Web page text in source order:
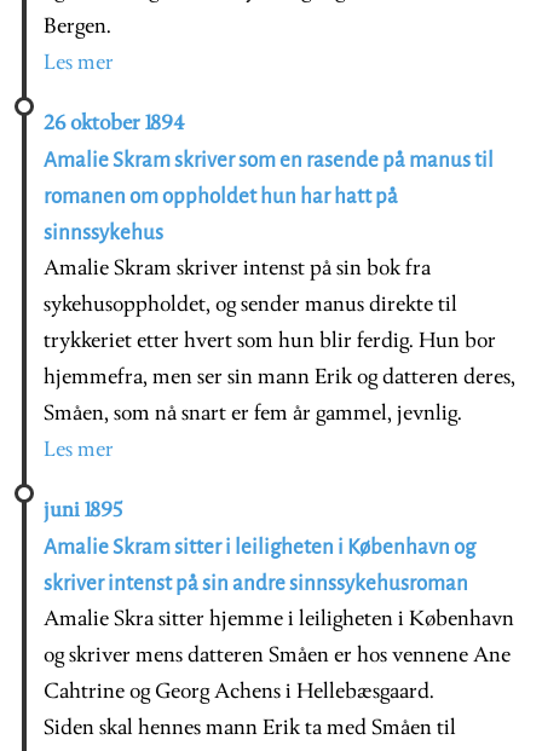
Bergen.
Les mer
26 oktober 1894
Amalie Skram skriver som en rasende på manus til
romanen om oppholdet hun har hatt på
sinnssykehus
Amalie Skram skriver intenst på sin bok fra
sykehusoppholdet, og sender manus direkte til
trykkeriet etter hvert som hun blir ferdig. Hun bor
hjemmefra, men ser sin mann Erik og datteren deres,
Småen, som nå snart er fem år gammel, jevnlig.
Les mer
juni 1895
Amalie Skram sitter i leiligheten i København og
skriver intenst på sin andre sinnssykehusroman
Amalie Skra sitter hjemme i leiligheten i København
og skriver mens datteren Småen er hos vennene Ane
Cahtrine og Georg Achens i Hellebæsgaard.
Siden skal hennes mann Erik ta med Småen til